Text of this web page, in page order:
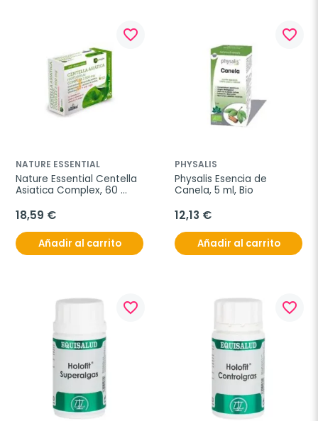
favorite_border
NATURE ESSENTIAL
Nature Essential Centella
Asiatica Complex, 60
18,59 €
Añadir al carrito
favorite_border
PHYSALIS
Physalis Esencia de
Canela, 5 ml, Bio
12,13 €
Añadir al carrito
favorite_border favorite_border